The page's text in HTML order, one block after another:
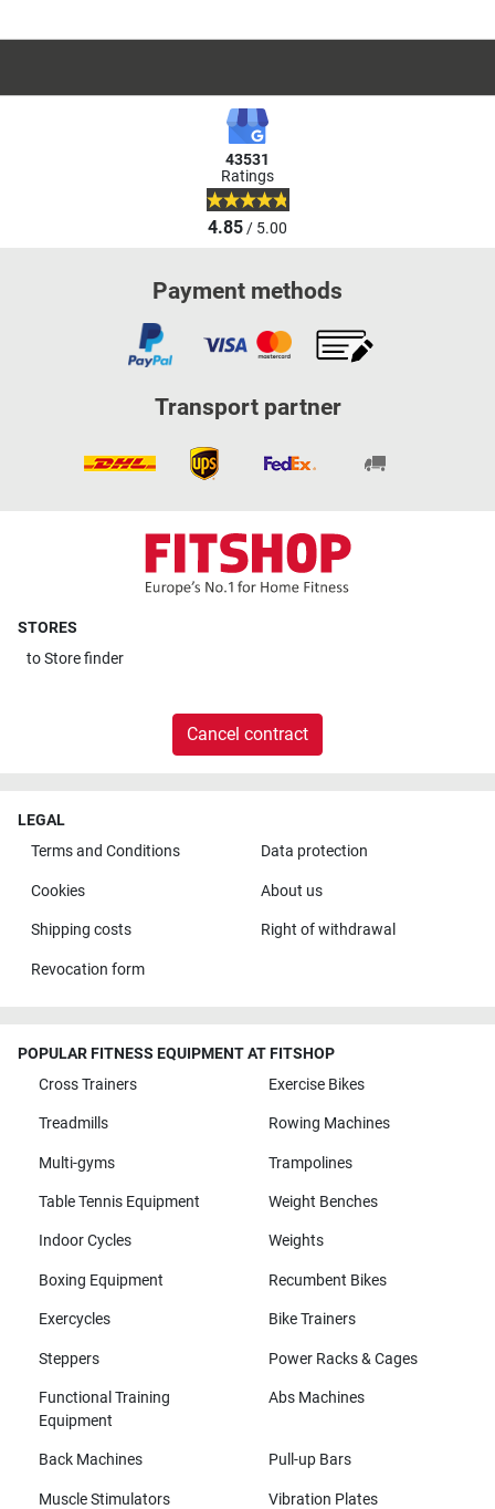
43531
Ratings
4.85/ 5.00
Payment methods
Transport partner
STORES
toStore finder
Cancel contract
LEGAL
Terms and Conditions
Data protection
Cookies About us
Shipping costs Right of withdrawal
Revocation form
POPULAR FITNESS EQUIPMENT AT FITSHOP
Cross Trainers
Exercise Bikes
Treadmills Rowing Machines
Multi-gyms Trampolines
Table Tennis Equipment Weight Benches
Indoor Cycles Weights
Boxing Equipment Recumbent Bikes
Exercycles Bike Trainers
Steppers Power Racks & Cages
Functional Training
Equipment
Abs Machines
Back Machines Pull-up Bars
Muscle Stimulators Vibration Plates